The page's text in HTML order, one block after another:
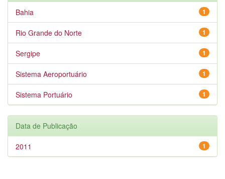
1
Bahia
1
Rio Grande do Norte
1
Sergipe
1
Sistema Aeroportuário
1
Sistema Portuário
Data de Publicação
1
2011